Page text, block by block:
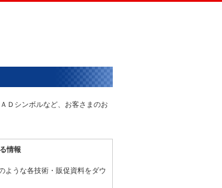
Ｄシンボルなど、お客さまのお
情報
ような各技術・販促資料をダウ